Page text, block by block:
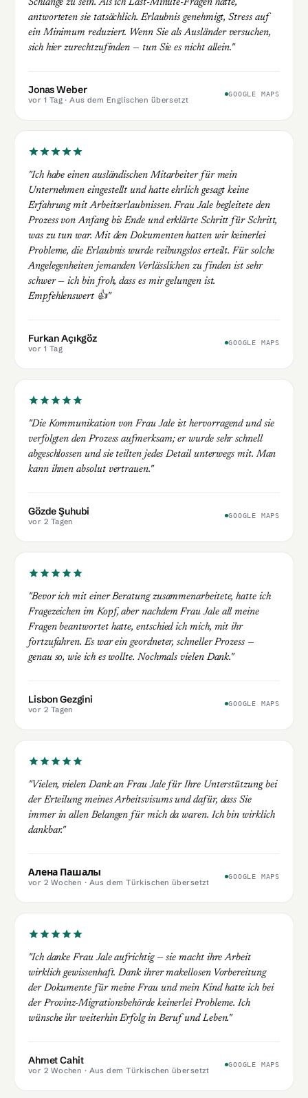
Schlange zu sein. Als ich Last-Minute-Fragen hatte,
antworteten sie tatsächlich. Erlaubnis genehmigt, Stress auf
ein Minimum reduziert. Wenn Sie als Ausländer versuchen,
sich hier zurechtzufinden — tun Sie es nicht allein."
Jonas Weber
vor 1 Tag· Aus dem Englischen übersetzt
GOOGLE MAPS
"Ich habe einen ausländischen Mitarbeiter für mein
Unternehmen eingestellt und hatte ehrlich gesagt keine
Erfahrung mit Arbeitserlaubnissen. Frau Jale begleitete den
Prozess von Anfang bis Ende und erklärte Schritt für Schritt,
was zu tun war. Mit den Dokumenten hatten wir keinerlei
Probleme, die Erlaubnis wurde reibungslos erteilt. Für solche
Angelegenheiten jemanden Verlässlichen zu finden ist sehr
schwer — ich bin froh, dass es mir gelungen ist.
Empfehlenswert 👍"
Furkan Açıkgöz
vor 1 Tag
GOOGLE MAPS
"Die Kommunikation von Frau Jale ist hervorragend und sie
verfolgten den Prozess aufmerksam; er wurde sehr schnell
abgeschlossen und sie teilten jedes Detail unterwegs mit. Man
kann ihnen absolut vertrauen."
Gözde Şuhubi
vor 2 Tagen
GOOGLE MAPS
"Bevor ich mit einer Beratung zusammenarbeitete, hatte ich
Fragezeichen im Kopf, aber nachdem Frau Jale all meine
Fragen beantwortet hatte, entschied ich mich, mit ihr
fortzufahren. Es war ein geordneter, schneller Prozess —
genau so, wie ich es wollte. Nochmals vielen Dank."
Lisbon Gezgini
vor 2 Tagen
GOOGLE MAPS
"Vielen, vielen Dank an Frau Jale für Ihre Unterstützung bei
der Erteilung meines Arbeitsvisums und dafür, dass Sie
immer in allen Belangen für mich da waren. Ich bin wirklich
dankbar."
Алена Пашалы
vor 2 Wochen · Aus dem Türkischen übersetzt
GOOGLE MAPS
"Ich danke Frau Jale aufrichtig — sie macht ihre Arbeit
wirklich gewissenhaft. Dank ihrer makellosen Vorbereitung
der Dokumente für meine Frau und mein Kind hatte ich bei
der Provinz-Migrationsbehörde keinerlei Probleme. Ich
wünsche ihr weiterhin Erfolg in Beruf und Leben."
Ahmet Cahit
vor 2 Wochen · Aus dem Türkischen übersetzt
GOOGLE MAPS